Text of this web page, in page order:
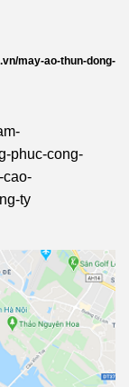
may-ao-thun-dong-
phuc-cong-
cao-
ty